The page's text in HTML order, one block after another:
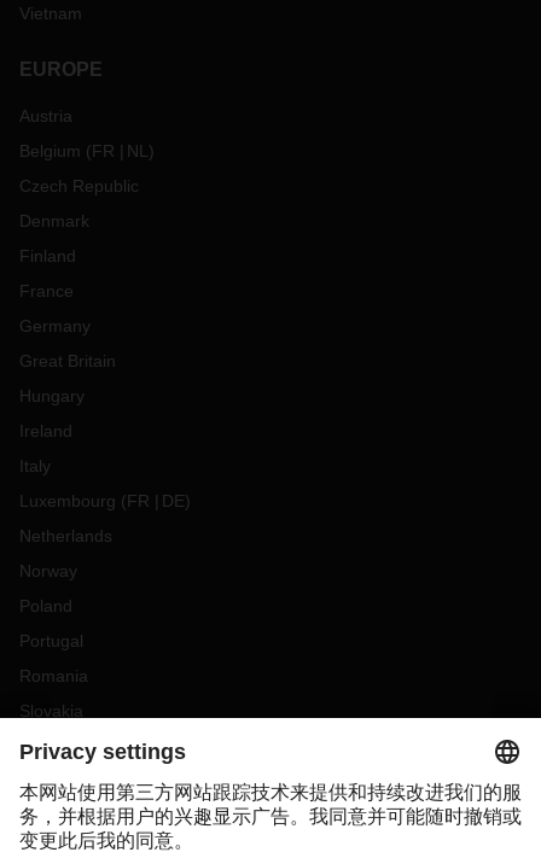
Vietnam
EUROPE
Austria
Belgium (FR NL )
Czech Republic
Denmark
Finland
France
Germany
Great Britain
Hungary
Ireland
Italy
Luxembourg (FR DE)
Netherlands
Norway
Poland
Portugal
Romania
Slovakia
Spain
Sweden
Switzerland(DE FR)
Turkey